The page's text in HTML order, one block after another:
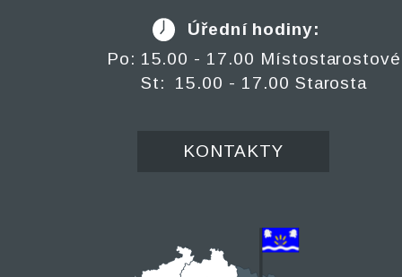
Úřední hodiny:
Po: 15.00 - 17.00 Místostarostové
St: 15.00 - 17.00 Starosta
KONTAKTY